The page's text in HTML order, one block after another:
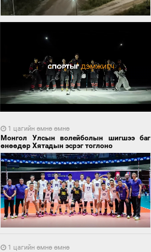
1 цагийн өмнө өмнө
Монгол Улсын волейболын шигшээ баг
өнөөдөр Хятадын эсрэг тоглоно
1 цагийн өмнө өмнө